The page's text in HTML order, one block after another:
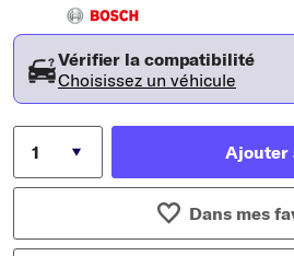
Vérifier la compatibilité
Choisissez un véhicule
Ajouter
Dans mes